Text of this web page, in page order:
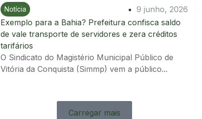
Ir para postagem
Notícia
9 junho, 2026
Exemplo para a Bahia? Prefeitura confisca saldo
de vale transporte de servidores e zera créditos
tarifários
O Sindicato do Magistério Municipal Público de
Vitória da Conquista (Simmp) vem a público...
Carregar mais